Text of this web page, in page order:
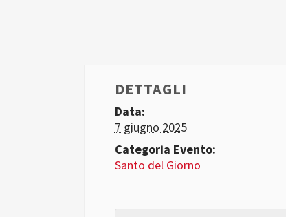
DETTAGLI
Data:
7 giugno 2025
Categoria Evento:
Santo del Giorno